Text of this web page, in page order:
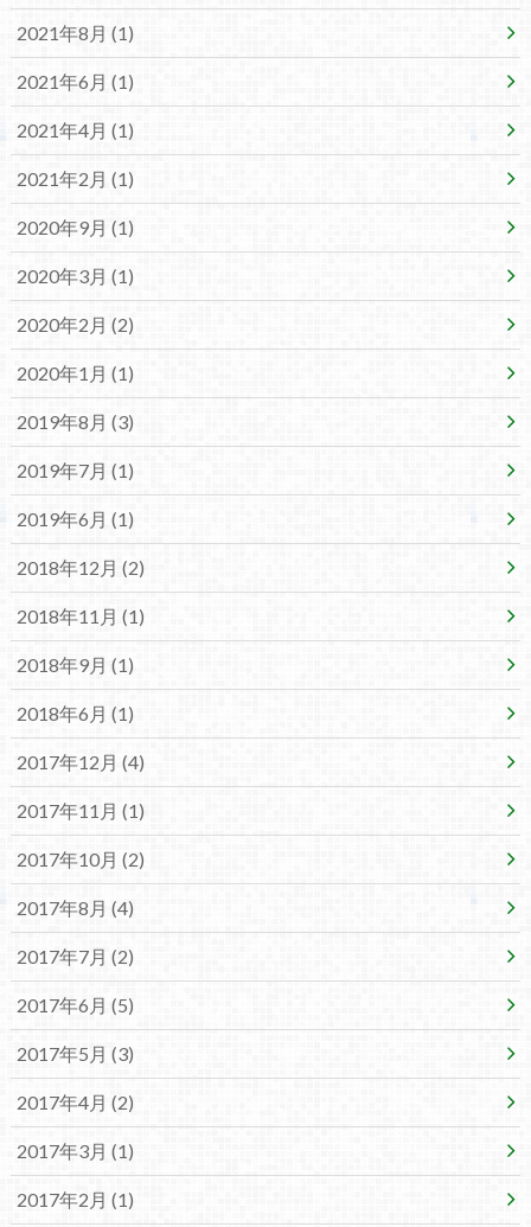
2021年8月 (1)
2021年6月 (1)
2021年4月 (1)
2021年2月 (1)
2020年9月 (1)
2020年3月 (1)
2020年2月 (2)
2020年1月 (1)
2019年8月 (3)
2019年7月 (1)
2019年6月 (1)
2018年12月 (2)
2018年11月 (1)
2018年9月 (1)
2018年6月 (1)
2017年12月 (4)
2017年11月 (1)
2017年10月 (2)
2017年8月 (4)
2017年7月 (2)
2017年6月 (5)
2017年5月 (3)
2017年4月 (2)
2017年3月 (1)
2017年2月 (1)